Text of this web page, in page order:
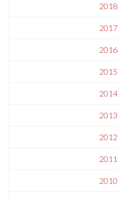
2018
2017
2016
2015
2014
2013
2012
2011
2010